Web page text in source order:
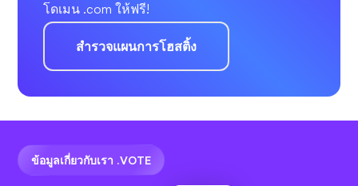
โดเมน .com ให้ฟรี!
สำรวจแผนการโฮสติ้ง
ข้อมูลเกี่ยวกับเรา .VOTE